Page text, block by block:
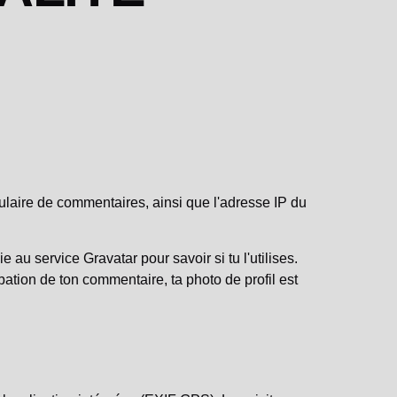
de commentaires, ainsi que l'adresse IP du
au service Gravatar pour savoir si tu l'utilises.
de ton commentaire, ta photo de profil est